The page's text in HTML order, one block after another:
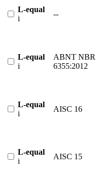
L-equal
i
--
L-equal
i
ABNT NBR
6355:2012
L-equal
i
AISC 16
L-equal
i
AISC 15